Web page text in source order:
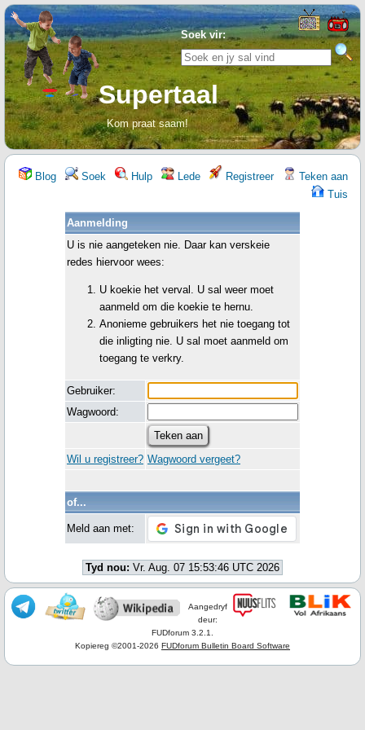
Soek vir:
Supertaal
Kom praat saam!
Blog Soek Hulp Lede Registreer
Teken aan
Tuis
Aanmelding
U is nie aangeteken nie. Daar kan verskeie
redes hiervoor wees:
U koekie het verval. U sal weer moet
aanmeld om die koekie te hernu.
Anonieme gebruikers het nie toegang tot
die inligting nie. U sal moet aanmeld om
toegang te verkry.
Gebruiker:
Wagwoord:
Wil u registreer? Wagwoord vergeet?
of...
Meld aan met:
Tyd nou: Vr. Aug. 07 15:53:46 UTC 2026
Aangedryf
deur:
FUDforum 3.2.1.
Kopiereg ©2001-2026 FUDforum Bulletin Board Software